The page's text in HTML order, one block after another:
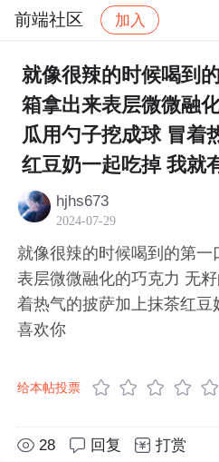
前端社区 加入
社区 前端社区 感慨
就像很辣的时候喝到
箱拿出来表层微微融
瓜用勺子挖成球 冒着
红豆奶一起吃掉 我就
hjhs673
2024-07-29
就像很辣的时候喝到的第
表层微微融化的巧克力 无
着热气的披萨加上抹茶红豆
喜欢你​
给本帖投票
28 回复 打赏